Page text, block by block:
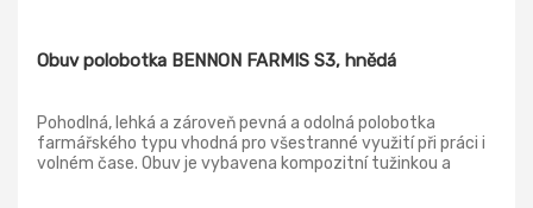
Obuv polobotka BENNON FARMIS S3, hnědá
Pohodlná, lehká a zároveň pevná a odolná polobotka
farmářského typu vhodná pro všestranné využití při práci i
volném čase. Obuv je vybavena kompozitní tužinkou a